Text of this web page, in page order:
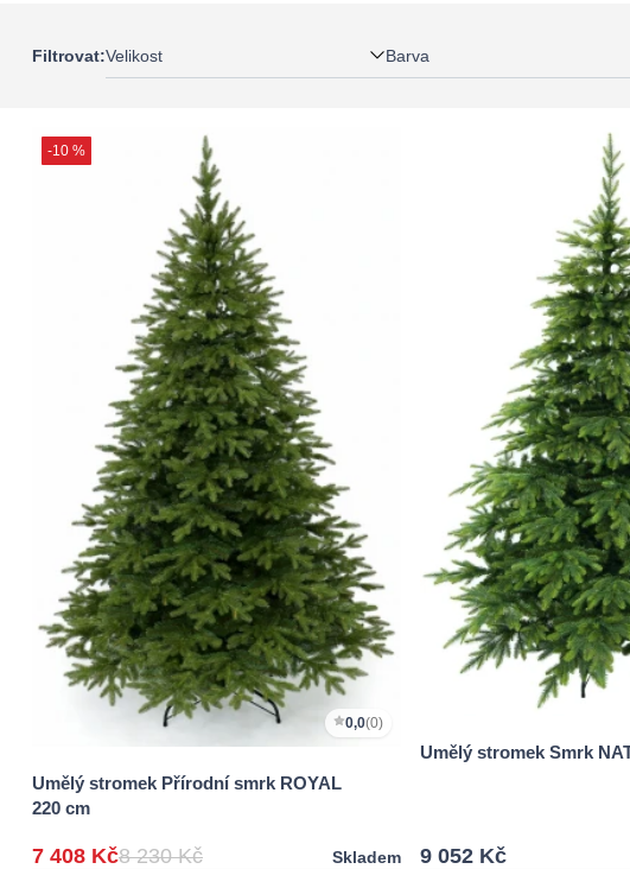
Filtrovat:Velikost Barva
-10 %
0,0(0)
Umělý stromek Přírodní smrk ROYAL
220 cm
7 408 Kč8 230 Kč
Skladem
Umělý stromek Smrk
9 052 Kč